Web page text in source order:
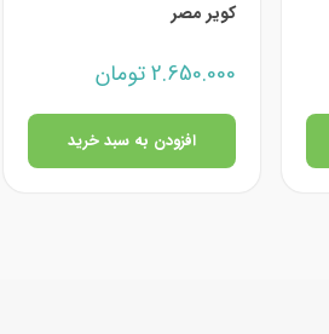
کویر مصر
2.650.000تومان
افزودن به سبد خرید